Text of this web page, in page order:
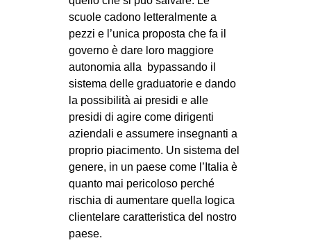
scuole cadono letteralmente a
pezzi e l’unica proposta che fa il
governo è dare loro maggiore
autonomia alla bypassando il
sistema delle graduatorie e dando
la possibilità ai presidi e alle
presidi di agire come dirigenti
aziendali e assumere insegnanti a
proprio piacimento. Un sistema del
genere, in un paese come l’Italia è
quanto mai pericoloso perché
rischia di aumentare quella logica
clientelare caratteristica del nostro
paese.